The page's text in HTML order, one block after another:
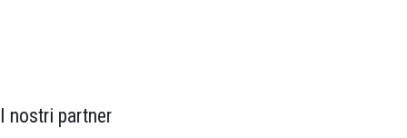
I nostri partner